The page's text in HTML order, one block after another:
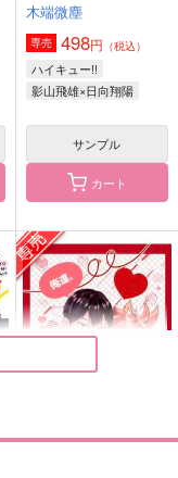
たとえ世界が認めなく
ても
ＲＨ
1,430円（税込）
木端微塵
専売 498円 （税込）
ハイキュー!!
影山飛雄×日向翔陽
サンプル
カート